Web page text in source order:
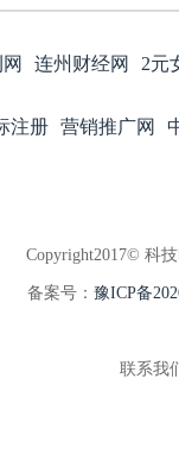
连州财经网 2元
注册 营销推广网
Copyright2017© 科
备案号： 豫ICP备
联系我